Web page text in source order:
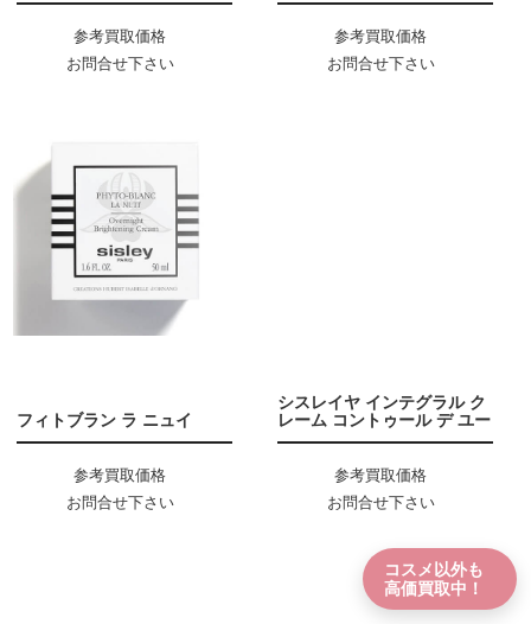
参考買取価格
お問合せ下さい
参考買取価格
お問合せ下さい
フィトブラン ラ ニュイ
参考買取価格
お問合せ下さい
シスレイヤ インテグラル ク
レーム コントゥール デ ユー
参考買取価格
お問合せ下さい
コスメ以外も
高価買取中！